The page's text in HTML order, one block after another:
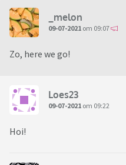
_melon
09-07-2021 om 09:07
Zo, here we go!
Loes23
09-07-2021 om 09:22
Hoi!